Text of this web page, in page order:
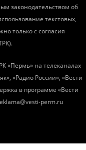
законодательством об
текстовых,
только с согласия
«Пермь» на телеканалах
«Радио России», «Вести
в программе «Вести
perm.ru